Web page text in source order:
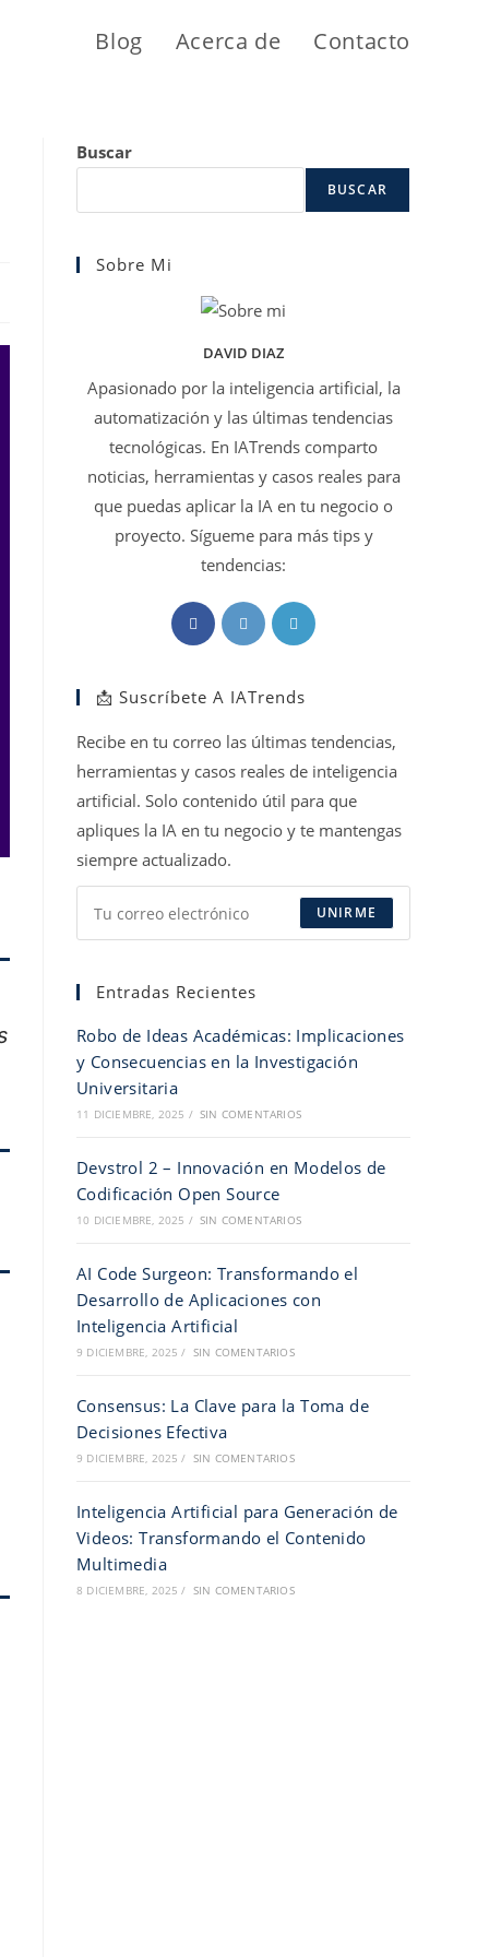
Blog Acerca de Contacto
Buscar
BUSCAR
Sobre Mi
DAVID DIAZ
Apasionado por la inteligencia artificial, la
automatización y las últimas tendencias
tecnológicas. En IATrends comparto
noticias, herramientas y casos reales para
que puedas aplicar la IA en tu negocio o
proyecto. Sígueme para más tips y
tendencias:
Se
abre
una
pestaña
Se
abre
una
pestaña
Se
pestaña
📩 Suscríbete A IATrends
Recibe en tu correo las últimas tendencias,
herramientas y casos reales de inteligencia
artificial. Solo contenido útil para que
apliques la IA en tu negocio y te mantengas
siempre actualizado.
UNIRME
Entradas Recientes
Robo de Ideas Académicas: Implicaciones
y Consecuencias en la Investigación
Universitaria
11 DICIEMBRE, 2025 / SIN COMENTARIOS
Devstrol 2 – Innovación en Modelos de
Codificación Open Source
10 DICIEMBRE, 2025 / SIN COMENTARIOS
AI Code Surgeon: Transformando el
Desarrollo de Aplicaciones con
Inteligencia Artificial
9 DICIEMBRE, 2025 / SIN COMENTARIOS
Consensus: La Clave para la Toma de
Decisiones Efectiva
9 DICIEMBRE, 2025 / SIN COMENTARIOS
Inteligencia Artificial para Generación de
Videos: Transformando el Contenido
Multimedia
8 DICIEMBRE, 2025 / SIN COMENTARIOS